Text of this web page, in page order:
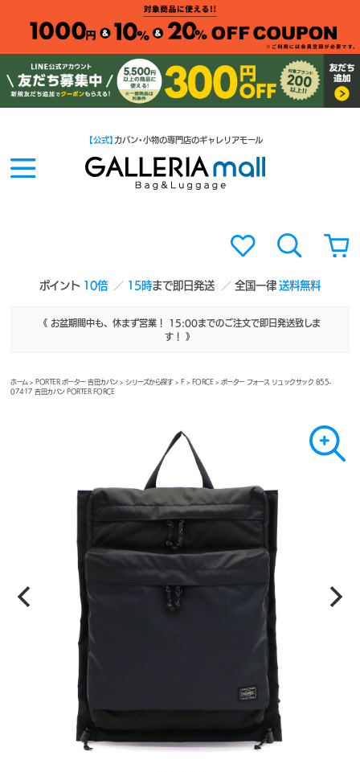
ポイント 10倍 15時まで即日発送 全国一律送料無料
【公式】 カバン・小物の専門店のギャレリアモール
《 お盆期間中も、休まず営業！ 15:00までのご注文で即日発送致しま
す！ 》
ホーム > PORTER ポーター 吉田カバン>シリーズから探す> F > FORCE > ポーター フォース リュックサック 855-
07417 吉田カバン PORTER FORCE